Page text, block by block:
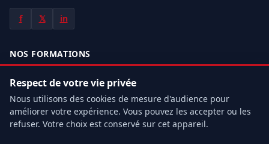
f 𝕏 in
NOS FORMATIONS
Recyclage MAC SST
Formation PSC1
Formation PSE1
Respect de votre vie privée
Nous utilisons des cookies de mesure d'audience pour
améliorer votre expérience. Vous pouvez les accepter ou les
refuser. Votre choix est conservé sur cet appareil.